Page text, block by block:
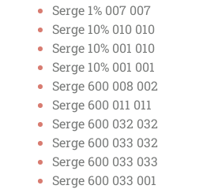
Serge 1% 007 007
Serge 10% 010 010
Serge 10% 001 010
Serge 10% 001 001
Serge 600 008 002
Serge 600 011 011
Serge 600 032 032
Serge 600 033 032
Serge 600 033 033
Serge 600 033 001